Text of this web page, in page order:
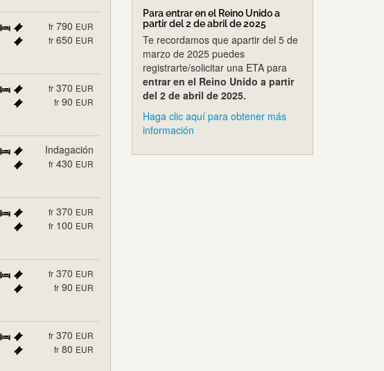
fr 790 EUR
fr 650 EUR
fr 370 EUR
fr 90 EUR
Indagación
fr 430 EUR
fr 370 EUR
fr 100 EUR
fr 370 EUR
fr 90 EUR
fr 370 EUR
fr 80 EUR
Para entrar en el Reino Unido a
partir del 2 de abril de 2025
Te recordamos que apartir del 5 de
marzo de 2025 puedes
registrarte/solicitar una ETA para
entrar en el Reino Unido a partir
del 2 de abril de 2025.
Haga clic aquí para obtener más
información